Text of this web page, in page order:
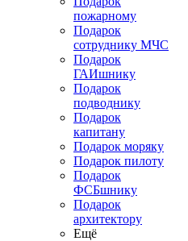
пожарному
Подарок
сотруднику МЧС
Подарок
ГАИшнику
Подарок
подводнику
Подарок
капитану
Подарок моряку
Подарок пилоту
Подарок
ФСБшнику
Подарок
архитектору
Ещё